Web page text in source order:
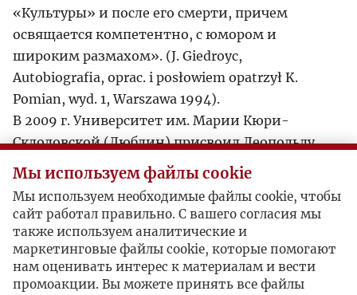
«Культуры» и после его смерти, причем
освящается компетентно, с юмором и
широким размахом». (J. Giedroyc,
Autobiografia, oprac. i posłowiem opatrzył K.
Pomian, wyd. 1, Warszawa 1994).
В 2009 г. Университет им. Марии Кюри-
Склодовской (Люблин) присвоил Леопольду
Унгеру звание почетного доктора.
Библиография:
В других издательствах опубликовано:
A jeżeli to rzeczywiście byli Rosjanie? - wybór
publicystyki politycznej z paryskiej „Kultury”,
Wrocław 1987
Мы используем файлы cookie
Мы используем необходимые файлы cookie, чтобы
сайт работал правильно. С вашего согласия мы
также используем аналитические и
маркетинговые файлы cookie, которые помогают
нам оценивать интерес к материалам и вести
промоакции. Вы можете принять все файлы